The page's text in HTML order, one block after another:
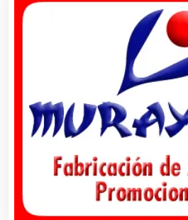
Artículos Publicitarios
Aseguradoras
Asesores Técnicos
Asesoría Fiscal